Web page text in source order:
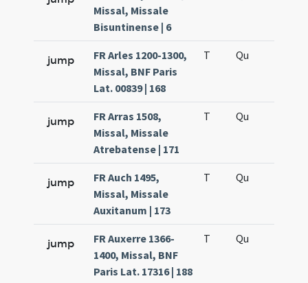
Missal, Missale
Bisuntinense | 6
jump
FR Arles 1200-1300,
Missal, BNF Paris
Lat. 00839 | 168
T Qu
jump
FR Arras 1508,
Missal, Missale
Atrebatense | 171
T Qu
jump
FR Auch 1495,
Missal, Missale
Auxitanum | 173
T Qu
jump
FR Auxerre 1366-
1400, Missal, BNF
Paris Lat. 17316 | 188
T Qu